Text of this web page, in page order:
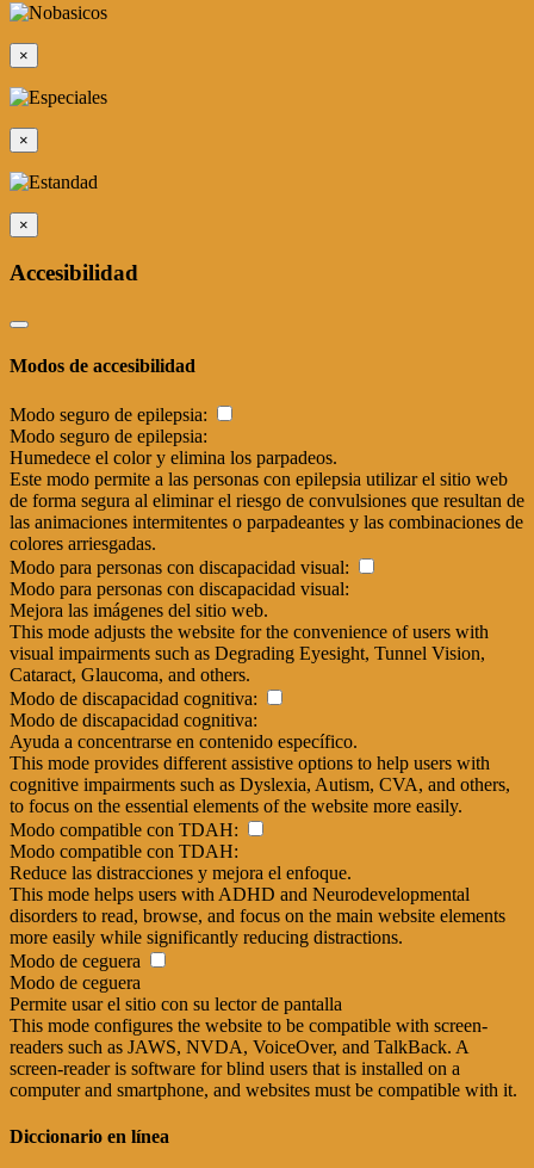
×
×
×
Accesibilidad
Modos de accesibilidad
Modo seguro de epilepsia:
Modo seguro de epilepsia:
Humedece el color y elimina los parpadeos.
Este modo permite a las personas con epilepsia utilizar el sitio web
de forma segura al eliminar el riesgo de convulsiones que resultan de
las animaciones intermitentes o parpadeantes y las combinaciones de
colores arriesgadas.
Modo para personas con discapacidad visual:
Modo para personas con discapacidad visual:
Mejora las imágenes del sitio web.
This mode adjusts the website for the convenience of users with
visual impairments such as Degrading Eyesight, Tunnel Vision,
Cataract, Glaucoma, and others.
Modo de discapacidad cognitiva:
Modo de discapacidad cognitiva:
Ayuda a concentrarse en contenido específico.
This mode provides different assistive options to help users with
cognitive impairments such as Dyslexia, Autism, CVA, and others,
to focus on the essential elements of the website more easily.
Modo compatible con TDAH:
Modo compatible con TDAH:
Reduce las distracciones y mejora el enfoque.
This mode helps users with ADHD and Neurodevelopmental
disorders to read, browse, and focus on the main website elements
more easily while significantly reducing distractions.
Modo de ceguera
Modo de ceguera
Permite usar el sitio con su lector de pantalla
This mode configures the website to be compatible with screen-
readers such as JAWS, NVDA, VoiceOver, and TalkBack. A
screen-reader is software for blind users that is installed on a
computer and smartphone, and websites must be compatible with it.
Diccionario en línea